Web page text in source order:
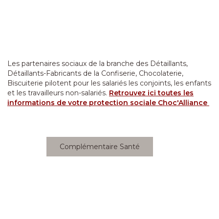
Les partenaires sociaux de la branche des Détaillants,
Détaillants-Fabricants de la Confiserie, Chocolaterie,
Biscuiterie pilotent pour les salariés les conjoints, les enfants
et les travailleurs non-salariés. Retrouvez ici toutes les
informations de votre protection sociale Choc'Alliance
Complémentaire Santé